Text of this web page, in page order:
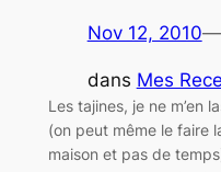
Nov 12, 2010—
dans Mes
Les tajines, je ne m’en
(on peut même le faire
maison et pas de